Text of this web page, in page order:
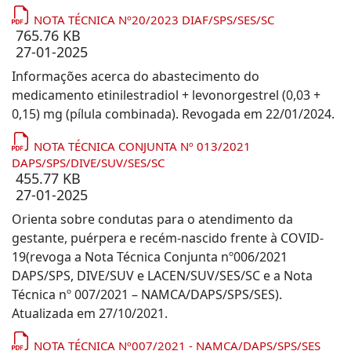
NOTA TÉCNICA Nº20/2023 DIAF/SPS/SES/SC
765.76 KB
27-01-2025
Informações acerca do abastecimento do
medicamento etinilestradiol + levonorgestrel (0,03 +
0,15) mg (pílula combinada). Revogada em 22/01/2024.
NOTA TÉCNICA CONJUNTA Nº 013/2021
DAPS/SPS/DIVE/SUV/SES/SC
455.77 KB
27-01-2025
Orienta sobre condutas para o atendimento da
gestante, puérpera e recém-nascido frente à COVID-
19(revoga a Nota Técnica Conjunta nº006/2021
DAPS/SPS, DIVE/SUV e LACEN/SUV/SES/SC e a Nota
Técnica nº 007/2021 – NAMCA/DAPS/SPS/SES).
Atualizada em 27/10/2021.
NOTA TÉCNICA Nº007/2021 - NAMCA/DAPS/SPS/SES